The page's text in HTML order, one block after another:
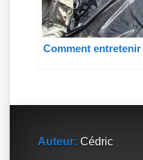
Comment
Auteur: Cédric